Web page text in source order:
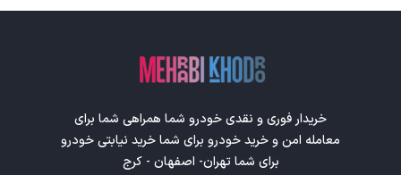
خریدار فوری و نقدی خودرو شما همراهی شما برای
معامله امن و خرید خودرو برای شما خرید نیابتی خودرو
برای شما تهران- اصفهان - کرج